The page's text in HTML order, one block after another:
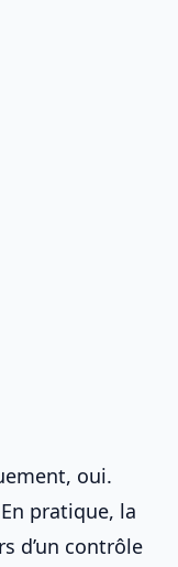
oui.
pratique, la
d’un contrôle